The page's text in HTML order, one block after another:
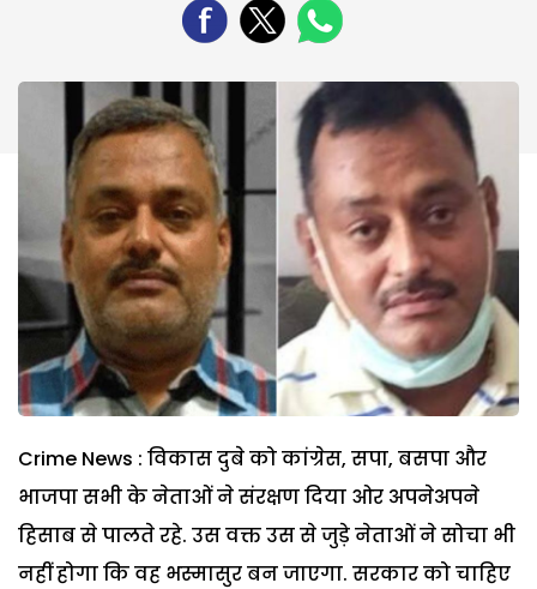
Crime News : विकास दुबे को कांग्रेस, सपा, बसपा और
भाजपा सभी के नेताओं ने संरक्षण दिया ओर अपनेअपने
हिसाब से पालते रहे. उस वक्त उस से जुड़े नेताओं ने सोचा भी
नहीं होगा कि वह भस्मासुर बन जाएगा. सरकार को चाहिए